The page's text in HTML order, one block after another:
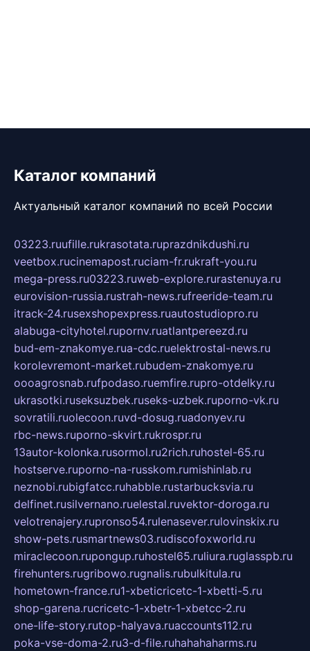
Каталог компаний
Актуальный каталог компаний по всей России
03223.ruufille.rukrasotata.ruprazdnikdushi.ru
veetbox.rucinemapost.ruciam-fr.rukraft-you.ru
mega-press.ru03223.ruweb-explore.rurastenuya.ru
eurovision-russia.rustrah-news.rufreeride-team.ru
itrack-24.rusexshopexpress.ruautostudiopro.ru
alabuga-cityhotel.rupornv.ruatlantpereezd.ru
bud-em-znakomye.rua-cdc.ruelektrostal-news.ru
korolevremont-market.rubudem-znakomye.ru
oooagrosnab.rufpodaso.ruemfire.rupro-otdelky.ru
ukrasotki.ruseksuzbek.ruseks-uzbek.ruporno-vk.ru
sovratili.ruolecoon.ruvd-dosug.ruadonyev.ru
rbc-news.ruporno-skvirt.rukrospr.ru
13autor-kolonka.rusormol.ru2rich.ruhostel-65.ru
hostserve.ruporno-na-russkom.rumishinlab.ru
neznobi.rubigfatcc.ruhabble.rustarbucksvia.ru
delfinet.rusilvernano.ruelestal.ruvektor-doroga.ru
velotrenajery.rupronso54.rulenasever.rulovinskix.ru
show-pets.rusmartnews03.rudiscofoxworld.ru
miraclecoon.rupongup.ruhostel65.ruliura.ruglasspb.ru
firehunters.rugribowo.rugnalis.rubulkitula.ru
hometown-france.ru1-xbeticricetc-1-xbetti-5.ru
shop-garena.rucricetc-1-xbetr-1-xbetcc-2.ru
one-life-story.rutop-halyava.ruaccounts112.ru
poka-vse-doma-2.ru3-d-file.ruhahahaharms.ru